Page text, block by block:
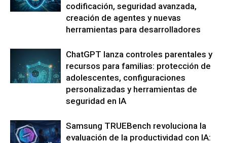
codificación, seguridad avanzada,
creación de agentes y nuevas
herramientas para desarrolladores
ChatGPT lanza controles parentales y
recursos para familias: protección de
adolescentes, configuraciones
personalizadas y herramientas de
seguridad en IA
Samsung TRUEBench revoluciona la
evaluación de la productividad con IA: